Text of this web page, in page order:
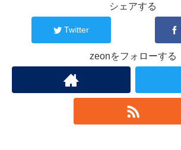
シェアする
Twitter
zeonをフォローする